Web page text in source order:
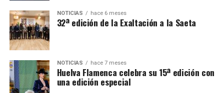
NOTICIAS hace 6 meses
32ª edición de la Exaltación a la Saeta
NOTICIAS hace 7 meses
Huelva Flamenca celebra su 15ª edición con
una edición especial